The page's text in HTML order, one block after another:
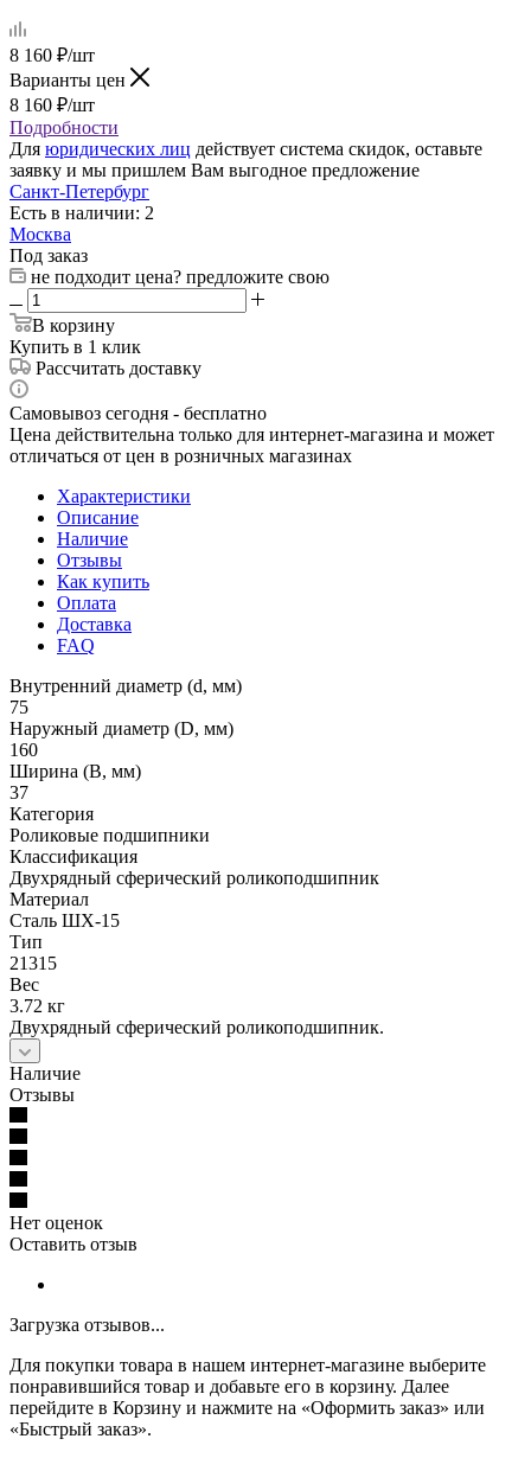
8 160 ₽/шт
Варианты цен
8 160 ₽/шт
Подробности
Для юридических лиц действует система скидок, оставьте
заявку и мы пришлем Вам выгодное предложение
Санкт-Петербург
Есть в наличии: 2
Москва
Под заказ
не подходит цена? предложите свою
В корзину
Купить в 1 клик
Рассчитать доставку
Самовывоз сегодня - бесплатно
Цена действительна только для интернет-магазина и может
отличаться от цен в розничных магазинах
Характеристики
Описание
Наличие
Отзывы
Как купить
Оплата
Доставка
FAQ
Внутренний диаметр (d, мм)
75
Наружный диаметр (D, мм)
160
Ширина (B, мм)
37
Категория
Роликовые подшипники
Классификация
Двухрядный сферический роликоподшипник
Материал
Сталь ШХ-15
Тип
21315
Вес
3.72 кг
Двухрядный сферический роликоподшипник.
Наличие
Отзывы
Нет оценок
Оставить отзыв
Загрузка отзывов...
Для покупки товара в нашем интернет-магазине выберите
понравившийся товар и добавьте его в корзину. Далее
перейдите в Корзину и нажмите на «Оформить заказ» или
«Быстрый заказ».